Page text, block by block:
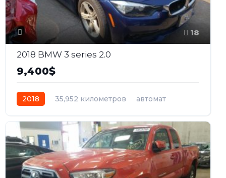
18
2018 BMW 3 series 2.0
9,400$
2018 35,952 километров
автомат